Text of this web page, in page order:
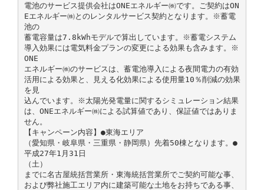
電池のサービス提供会社はONEエネルギー㈱です。ご契約はON
Eエネルギー㈱とのレンタルサービス契約となります。※蓄電
池の
蓄電容量は7.8kWhモデルで算出しています。※蓄電システム
導入効果には電気料金プランの変更による効果も含みます。※
ONE
エネルギー㈱のサービスは、蓄電池導入による夜間電力の有効
活用による効果と、見える化効果による使用量10％削減の効果
を見
込んでいます。※太陽光発電量に関するシミュレーション結果
は、ONEエネルギー㈱による試算値であり、保証値ではありま
せん。
【キャンペーン内容】●東海エリア
（愛知県・岐阜県・三重県・静岡県）先着50棟となります。●
平成27年1月31日
（土）
までに名古屋統括営業所・東海統括営業所でご契約可能な事、
および弊社施工エリア内に建築可能な土地をお持ちである事、